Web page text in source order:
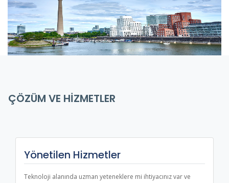
ÇÖZÜM VE HİZMETLER
Yönetilen Hizmetler
Teknoloji alanında uzman yeteneklere mi ihtiyacınız var ve